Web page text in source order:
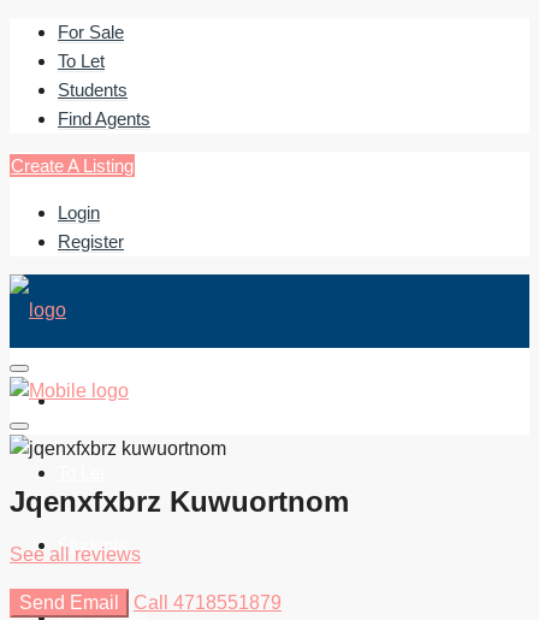
For Sale
To Let
Students
Find Agents
Create A Listing
Login
Register
For Sale
Students
Jqenxfxbrz Kuwuortnom
See all reviews
Send Email Call 4718551879